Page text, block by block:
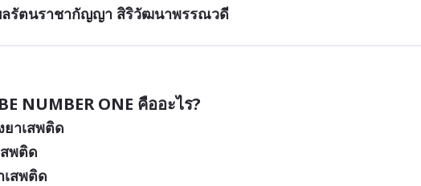
รัตนราชากัญญา สิริวัฒนาพรรณวดี
NUMBER ONE คืออะไร?
ยาเสพติด
พติด
เสพติด